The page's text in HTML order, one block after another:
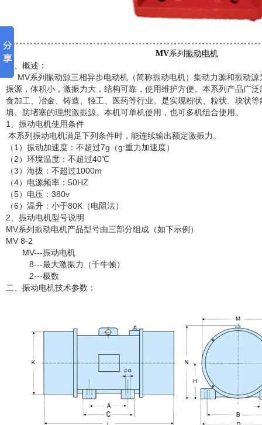
MV系列 振动电机
一、概述：
MV系列振动源三相异步电动机（简称振动电机）集动力源和振动源
振源，体积小，激振力大，结构可靠，使用维护方便。本系列产品广
食加工、冶金、铸造、轻工、医药等行业。是实现粉状、粒状、块状
填、防堵塞的理想激振源。本机可单机使用，也可多机组合使用。
1、振动电机使用条件
本系列振动电机满足下列条件时，能连续输出额定激振力。
（1）振动加速度：不超过7g（g:重力加速度）
（2）环境温度：不超过40℃
（3）海拔：不超过1000m
（4）电源频率：50HZ
（5）电压：380v
（6）温升：小于80K（电阻法）
2、振动电机型号说明
MV系列振动电机产品型号由三部分组成（如下示例）
MV 8-2
MV---振动电机
8---最大激振力（千牛顿）
2---极数
二、振动电机技术参数：